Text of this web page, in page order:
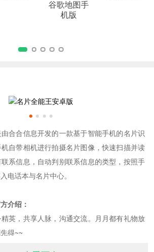
谷歌地图手
机版
合合信息开发的一款基于智能手机的名片识
自带相机进行拍摄名片图像，快速扫描并读
系信息，自动判别联系信息的类型，按照手
电话本与名片中心。
介绍：
英，共享人脉，沟通交流。月月都有礼物放
得~~